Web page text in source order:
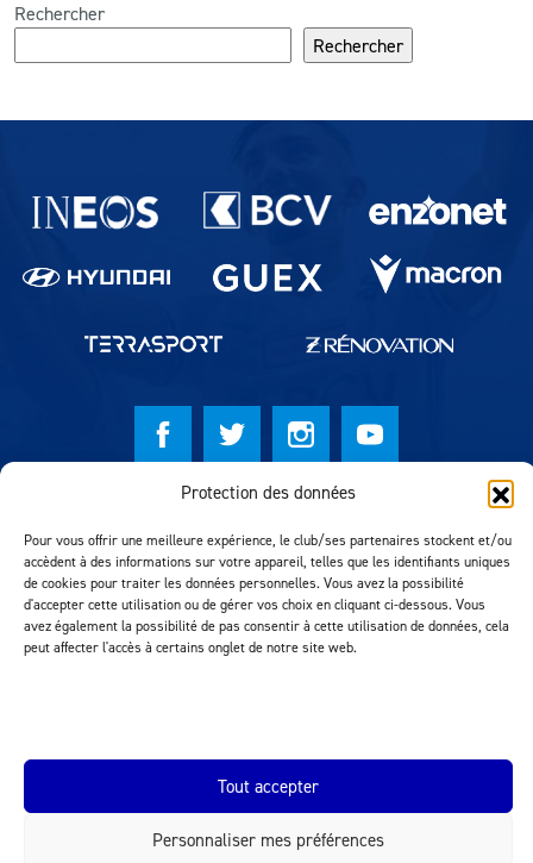
Protection des données
Pour vous offrir une meilleure expérience, le club/ses partenaires stockent et/ou
accèdent à des informations sur votre appareil, telles que les identifiants uniques
de cookies pour traiter les données personnelles. Vous avez la possibilité
d'accepter cette utilisation ou de gérer vos choix en cliquant ci-dessous. Vous
avez également la possibilité de pas consentir à cette utilisation de données, cela
peut affecter l'accès à certains onglet de notre site web.
Tout accepter
Personnaliser mes préférences
Rechercher
Rechercher
Partenaires du lausanne-Sport
© Lausanne Sport Football Club 2026
Réalisation MTM Agency